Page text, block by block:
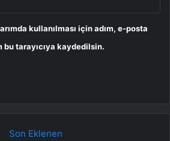
kullanılması için adım, e-posta
tarayıcıya kaydedilsin.
Son Eklenen